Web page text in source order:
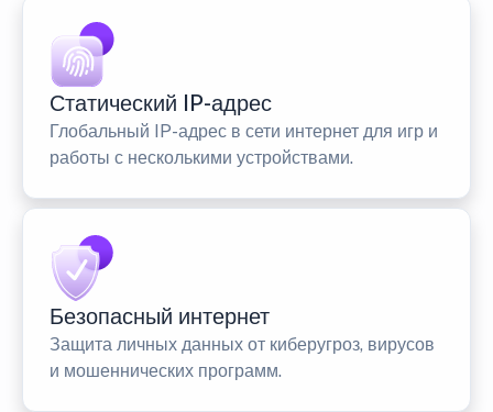
Статический IP-адрес
Глобальный IP-адрес в сети интернет для игр и
работы с несколькими устройствами.
Безопасный интернет
Защита личных данных от киберугроз, вирусов
и мошеннических программ.